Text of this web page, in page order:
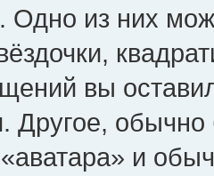
Одно из них
вы
Другое,
«аватара» и